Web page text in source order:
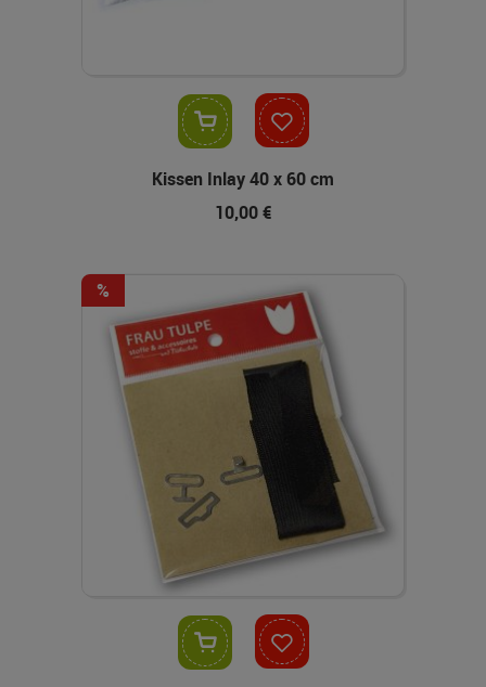
Kissen Inlay 40 x 60 cm
10,00 €
-12%